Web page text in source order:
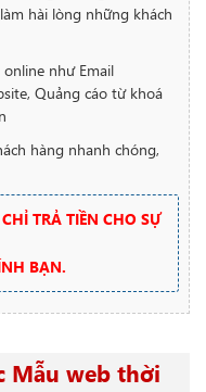
hài lòng những khách
như Email
Quảng cáo từ khoá
hàng nhanh chóng,
TRẢ TIỀN CHO SỰ
BẠN.
Mẫu web thời